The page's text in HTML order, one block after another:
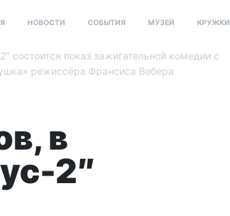
НОВОСТИ СОБЫТИЯ МУЗЕЙ КРУЖКИ
состоится показ зажигательной комедии с
режиссёра Франсиса Вебера
в
2″